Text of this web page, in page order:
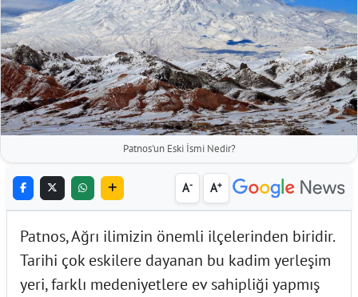
Patnos'un Eski İsmi Nedir?
A- A+
Patnos, Ağrı ilimizin önemli ilçelerinden biridir.
Tarihi çok eskilere dayanan bu kadim yerleşim
yeri, farklı medeniyetlere ev sahipliği yapmış